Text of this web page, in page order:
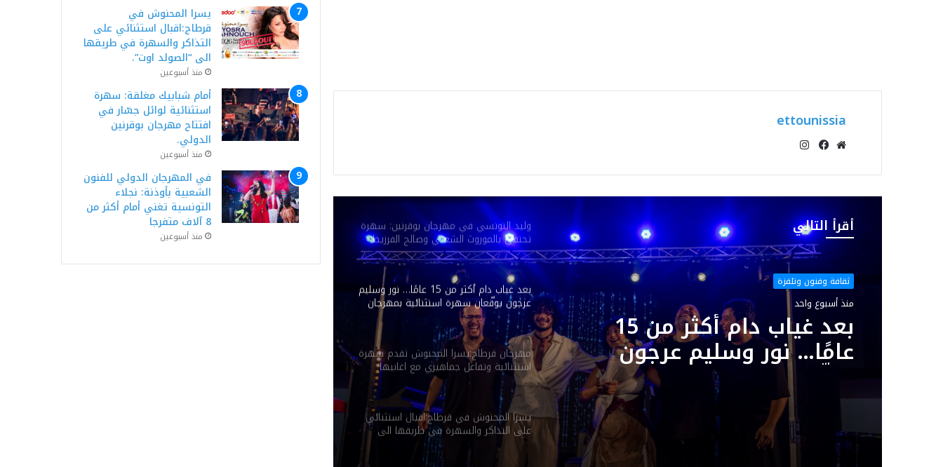
ettounissia
الويب
أقرأ التالي
ثقافة وفنون وتلفزة
منذ أسبوع واحد
بعد غياب دام أكثر من 15
عامًا… نور وسليم عرجون
يوقّعان سهرة استثنائية
بمهرجان بوڨرنين الدولي
الدولي: أكثر من 100 كمان وعوامرية علية
وليد التونسي في مهرجان بوقرنين: سهرة
تحتفي بالموروث الشعبي وصالح الفرزيط
في البال
بعد غياب دام أكثر من 15 عامًا… نور وسليم
عرجون يوقّعان سهرة استثنائية بمهرجان
بوڨرنين الدولي
مهرجان قرطاج:يسرا المحنوش تقدم سهرة
استثنائية وتفاعل جماهيري مع اغانيها
الخاصة
يسرا المحنوش في قرطاج:اقبال استثنائي
على التذاكر والسهرة في طريقها الى
“الصولد اوت”.
يسرا المحنوش في
قرطاج:اقبال استثنائي على
التذاكر والسهرة في طريقها
الى “الصولد اوت”.
منذ أسبوعين
أمام شبابيك مغلقة: سهرة
استثنائية لوائل جسّار في
افتتاح مهرجان بوقرنين
الدولي.
منذ أسبوعين
في المهرجان الدولي للفنون
الشعبية بأوذنة: نجلاء
التونسية تغني أمام أكثر من
8 آلاف متفرجا
منذ أسبوعين